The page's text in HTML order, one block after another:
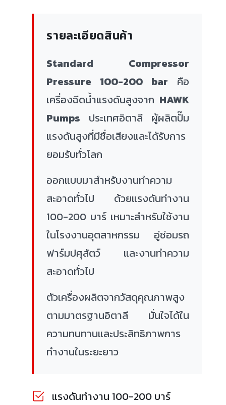
รายละเอียดสินค้า
Standard Compressor
Pressure 100-200 bar คือ
เครื่องฉีดน้ำแรงดันสูงจาก HAWK
Pumps ประเทศอิตาลี ผู้ผลิตปั๊ม
แรงดันสูงที่มีชื่อเสียงและได้รับการ
ยอมรับทั่วโลก
ออกแบบมาสำหรับงานทำความ
สะอาดทั่วไป ด้วยแรงดันทำงาน
100-200 บาร์ เหมาะสำหรับใช้งาน
ในโรงงานอุตสาหกรรม อู่ซ่อมรถ
ฟาร์มปศุสัตว์ และงานทำความ
สะอาดทั่วไป
ตัวเครื่องผลิตจากวัสดุคุณภาพสูง
ตามมาตรฐานอิตาลี มั่นใจได้ใน
ความทนทานและประสิทธิภาพการ
ทำงานในระยะยาว
แรงดันทำงาน 100-200 บาร์